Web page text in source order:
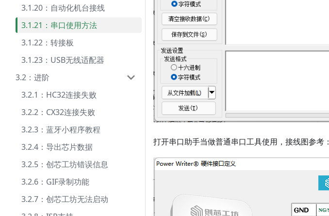
3.1.20：自动化机台接线
3.1.21：串口使用方法
3.1.22：转接板
3.1.23：USB无线适配器
3.2：进阶
3.2.1：HC32连接失败
3.2.2：CX32连接失败
3.2.3：蓝牙小程序教程
3.2.4：导出芯片数据
3.2.5：创芯工坊错误信息
3.2.6：GIF录制功能
3.2.7：创芯工坊无法启动
打开串口助手当做普通串口工具使用，接线图参考：